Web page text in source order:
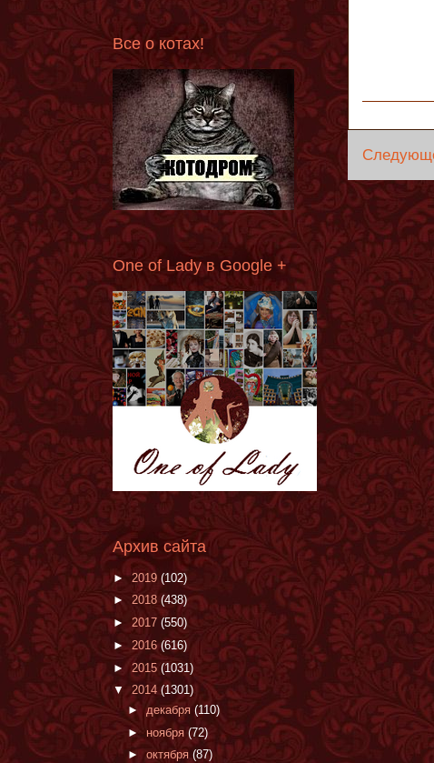
Все о котах!
One of Lady в Google +
Архив сайта
►2019 (102)
► 2018 (438)
► 2017 (550)
► 2016(616)
► 2015 (1031)
▼ 2014 (1301)
►декабря (110)
► ноября (72)
► октября (87)